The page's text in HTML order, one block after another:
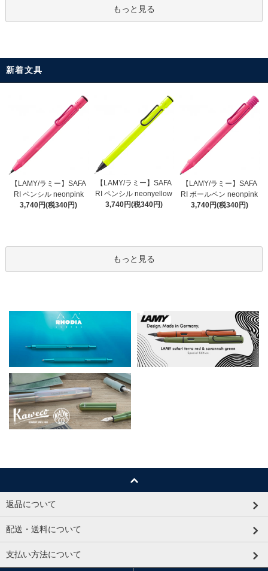
もっと見る
新着文具
【LAMY/ラミー】SAFA
RI ペンシル neonpink
3,740円(税340円)
【LAMY/ラミー】SAFA
RI ペンシル neonyellow
3,740円(税340円)
【LAMY/ラミー】SAFA
RI ボールペン neonpink
3,740円(税340円)
もっと見る
返品について
配送・送料について
支払い方法について